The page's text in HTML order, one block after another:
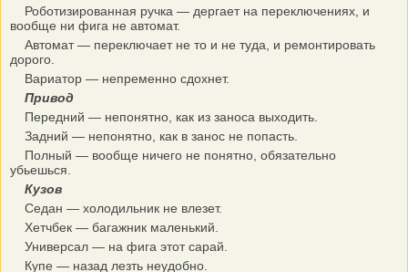
Роботизированная ручка — дергает на переключениях, и
вообще ни фига не автомат.
Автомат — переключает не то и не туда, и ремонтировать
дорого.
Вариатор — непременно сдохнет.
Привод
Передний — непонятно, как из заноса выходить.
Задний — непонятно, как в занос не попасть.
Полный — вообще ничего не понятно, обязательно
убьешься.
Кузов
Седан — холодильник не влезет.
Хетчбек — багажник маленький.
Универсал — на фига этот сарай.
Купе — назад лезть неудобно.